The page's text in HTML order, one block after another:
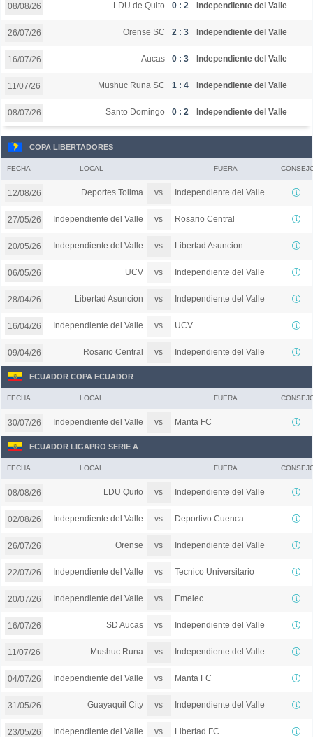
08/08/26 LDU de Quito 0 : 2 Independiente del Valle
26/07/26 Orense SC 2 : 3 Independiente del Valle
16/07/26 Aucas 0 : 3 Independiente del Valle
11/07/26 Mushuc Runa SC 1 : 4 Independiente del Valle
08/07/26 Santo Domingo 0 : 2 Independiente del Valle
COPA LIBERTADORES
FECHA LOCAL FUERA
12/08/26 Deportes Tolima vs Independiente del Valle
27/05/26 Independiente del Valle vs Rosario Central
20/05/26 Independiente del Valle vs Libertad Asuncion
06/05/26 UCV vs Independiente del Valle
28/04/26 Libertad Asuncion vs Independiente del Valle
16/04/26 Independiente del Valle vs UCV
09/04/26 Rosario Central vs Independiente del Valle
ECUADOR COPA ECUADOR
FECHA LOCAL FUERA
30/07/26 Independiente del Valle vs Manta FC
ECUADOR LIGAPRO SERIE A
FECHA LOCAL FUERA
08/08/26 LDU Quito vs Independiente del Valle
02/08/26 Independiente del Valle vs Deportivo Cuenca
26/07/26 Orense vs Independiente del Valle
22/07/26 Independiente del Valle vs Tecnico Universitario
20/07/26 Independiente del Valle vs Emelec
16/07/26 SD Aucas vs Independiente del Valle
11/07/26 Mushuc Runa vs Independiente del Valle
04/07/26 Independiente del Valle vs Manta FC
31/05/26 Guayaquil City vs Independiente del Valle
23/05/26 Independiente del Valle vs Libertad FC